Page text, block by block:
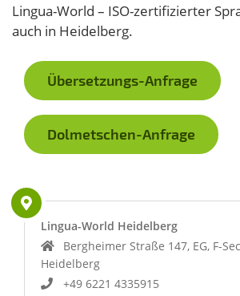
Lingua-World – ISO-zertifizierter
auch in Heidelberg.
Übersetzungs-Anfrage
Dolmetschen-Anfrage
Lingua-World Heidelberg
Bergheimer Straße 147, EG, F-
Heidelberg
+49 6221 4335915